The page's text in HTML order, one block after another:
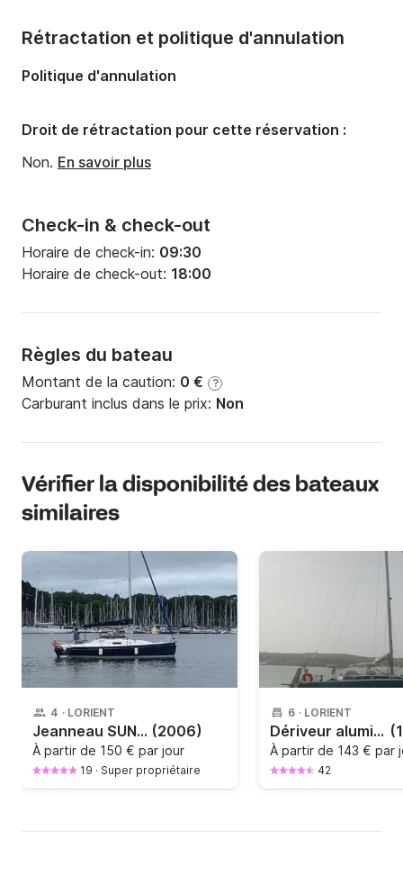
Longueur:
Puissance moteur:18cv
Check-in & check-out
Horaire de check-in: 09:30
Horaire de check-out: 18:00
Règles du bateau
Montant de la caution: 0 € ?
Carburant inclus dans le prix: Non
Rétractation et politique d'annulation
Politique d'annulation
Droit de rétractation pour cette réservation :
Non. En savoir plus
Vérifier la disponibilité des bateaux
similaires
4 · LORIENT
Jeanneau SUN 2500 (2006)
À partir de 150 € par jour
19 · Super propriétaire
6 · LORIENT
Dériveur aluminium 9.20
À partir de 143 € par
42